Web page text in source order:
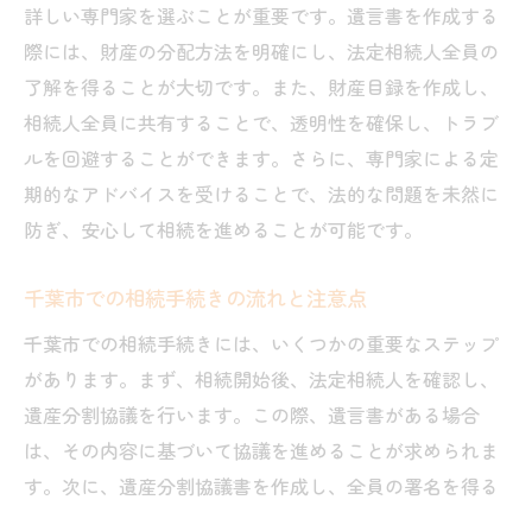
詳しい専門家を選ぶことが重要です。遺言書を作成する
際には、財産の分配方法を明確にし、法定相続人全員の
了解を得ることが大切です。また、財産目録を作成し、
相続人全員に共有することで、透明性を確保し、トラブ
ルを回避することができます。さらに、専門家による定
期的なアドバイスを受けることで、法的な問題を未然に
防ぎ、安心して相続を進めることが可能です。
千葉市での相続手続きの流れと注意点
千葉市での相続手続きには、いくつかの重要なステップ
があります。まず、相続開始後、法定相続人を確認し、
遺産分割協議を行います。この際、遺言書がある場合
は、その内容に基づいて協議を進めることが求められま
す。次に、遺産分割協議書を作成し、全員の署名を得る